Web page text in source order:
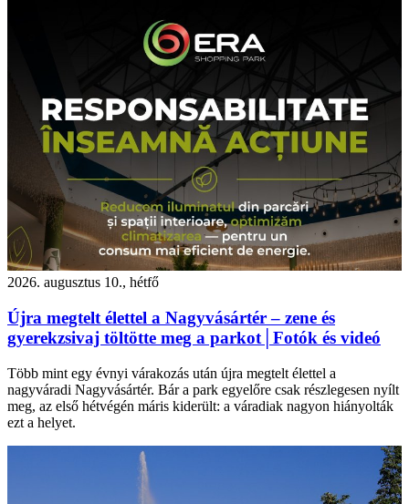
2026. augusztus 10., hétfő
Újra megtelt élettel a Nagyvásártér – zene és
gyerekzsivaj töltötte meg a parkot│Fotók és videó
Több mint egy évnyi várakozás után újra megtelt élettel a
nagyváradi Nagyvásártér. Bár a park egyelőre csak részlegesen nyílt
meg, az első hétvégén máris kiderült: a váradiak nagyon hiányolták
ezt a helyet.